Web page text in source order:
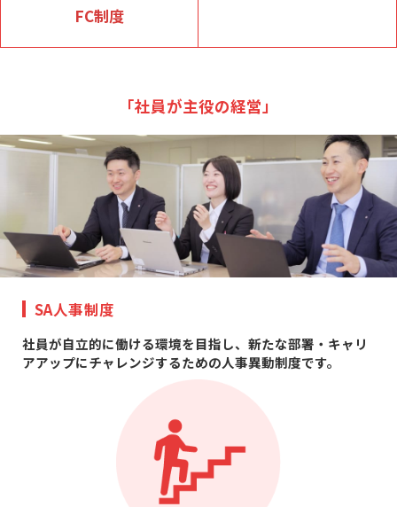
FC制度
「社員が主役の経営」
SA人事制度
社員が自立的に働ける環境を目指し、新たな部署・キャリ
アアップにチャレンジするための人事異動制度です。